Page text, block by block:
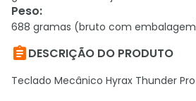
Peso:
688 gramas (bruto com
DESCRIÇÃO DO PRODUTO
Teclado Mecânico Hyrax Thunder Pro